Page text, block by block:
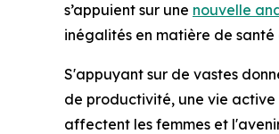
s’appuient sur une nouvelle
inégalités en matière de santé
S'appuyant sur de vastes
de productivité, une vie
affectent les femmes et